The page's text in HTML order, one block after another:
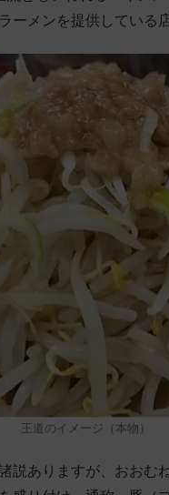
ーメンを提供している
王道のイメージ（本物）
説ありますが、おおむ